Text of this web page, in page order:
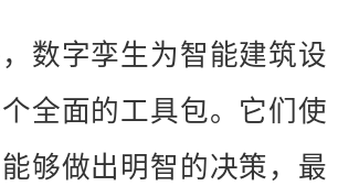
数字孪生为智能建筑设
全面的工具包。它们使
够做出明智的决策，最